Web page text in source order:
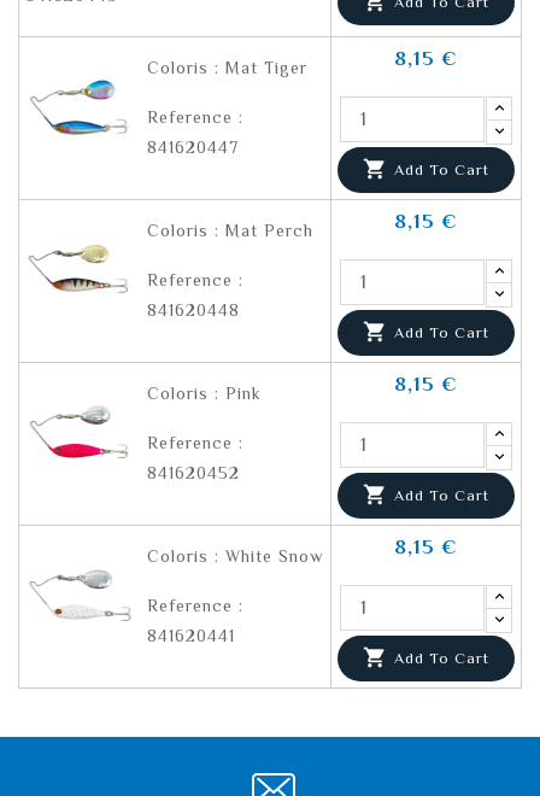
Coloris : Mat Tiger
Reference :
841620447
8,15 €
 Add To Cart
Coloris : Mat Perch
Reference :
841620448
8,15 €
 Add To Cart
Coloris : Pink
Reference :
841620452
8,15 €
 Add To Cart
Coloris : White Snow
Reference :
841620441
8,15 €
 Add To Cart